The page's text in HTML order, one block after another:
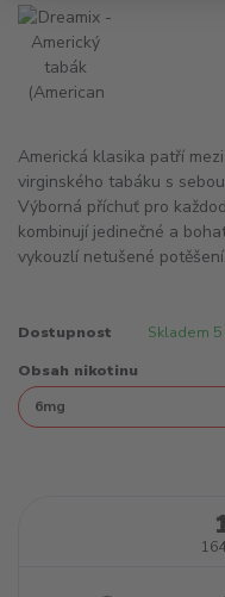
Americká klasika patří
virginského tabáku s
Výborná příchuť pro
kombinují jedinečné a
vykouzlí netušené
Dostupnost Skladem 5
Obsah nikotinu